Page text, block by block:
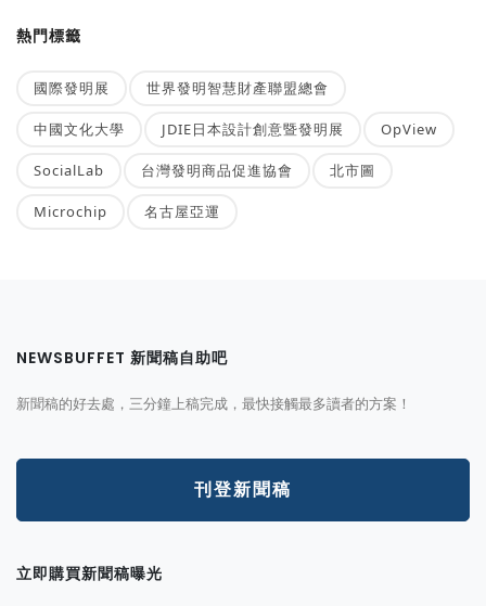
熱門標籤
國際發明展 世界發明智慧財產聯盟總會
中國文化大學 JDIE日本設計創意暨發明展 OpView
SocialLab 台灣發明商品促進協會 北市圖
Microchip 名古屋亞運
NEWSBUFFET 新聞稿自助吧
新聞稿的好去處，三分鐘上稿完成，最快接觸最多讀者的方案！
刊登新聞稿
立即購買新聞稿曝光